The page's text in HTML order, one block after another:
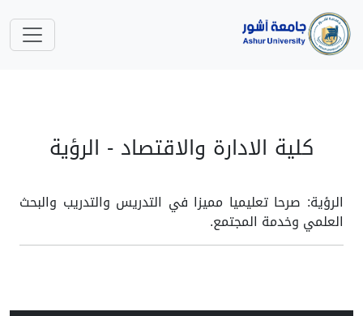
كلية الادارة والاقتصاد - الرؤية
الرؤية: صرحا تعليميا مميزا في التدريس والتدريب والبحث
العلمي وخدمة المجتمع.